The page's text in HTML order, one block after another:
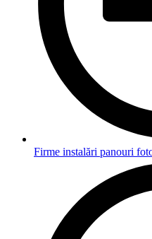
Firme instalări panouri